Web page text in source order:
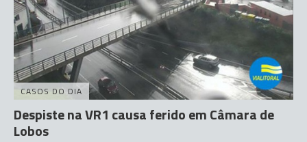
CASOS DO DIA
Despiste na VR1 causa ferido em Câmara de
Lobos